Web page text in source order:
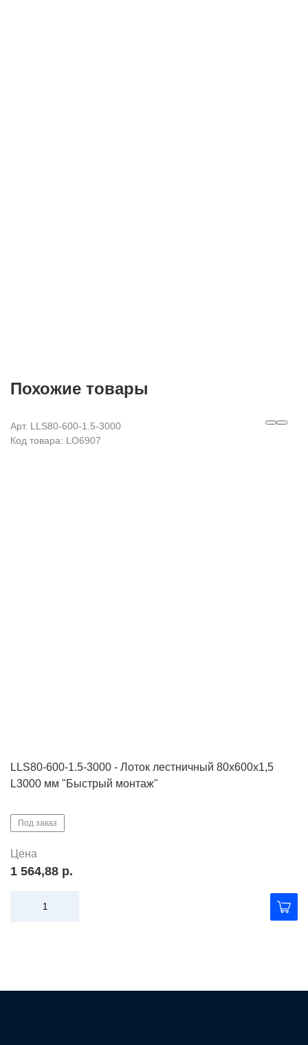
Похожие товары
Арт. LLS80-600-1.5-3000
Код товара: LO6907
LLS80-600-1.5-3000 - Лоток лестничный 80х600х1,5
L3000 мм "Быстрый монтаж"
Под заказ
Цена
1 564,88 р.